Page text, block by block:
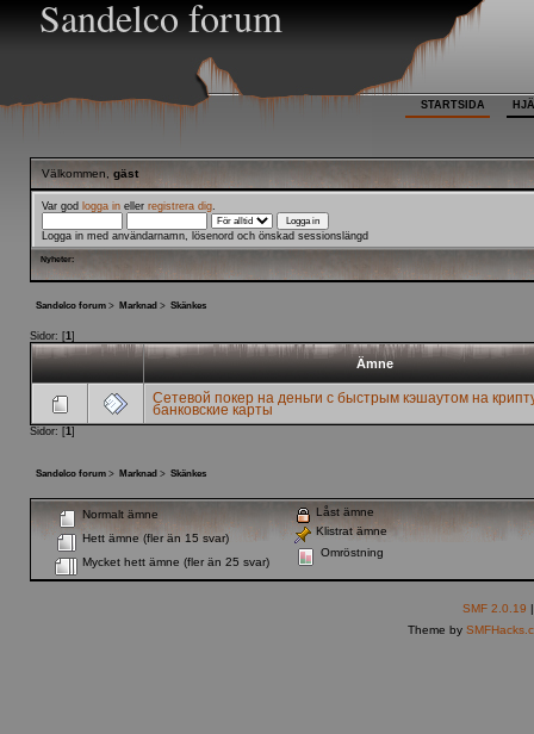
Sandelco forum
STARTSIDA
Välkommen, gäst
Var god logga ineller registrera dig.
Logga in med användarnamn, lösenord och önskad sessionslängd
Nyheter:
Sandelco forum> Marknad > Skänkes
Sidor: [1]
Ämne
Сетевой покер на деньги с быстрым кэшаутом на
банковские карты
Sidor: [1]
Sandelco forum> Marknad> Skänkes
Normalt ämne
Hett ämne (fler än 15 svar)
Mycket hett ämne (fler än 25 svar)
Låst ämne
Klistrat ämne
Omröstning
SMF 2.0.19
Theme by